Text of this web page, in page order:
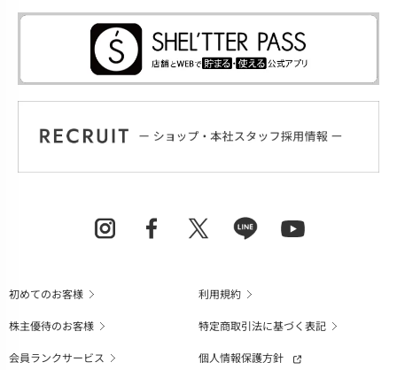
初めてのお客様
利用規約
株主優待のお客様
特定商取引法に基づく表記
会員ランクサービス
個人情報保護方針